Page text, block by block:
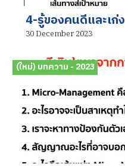
4-รู้ของคนดีและเก่ง
30 December 2023
(ใหม่) บทความ - 2023